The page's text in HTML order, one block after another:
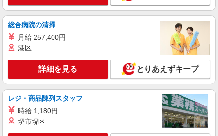
総合病院の清掃
月給 257,400円
港区
詳細を見る とりあえずキープ
レジ・商品陳列スタッフ
時給 1,180円
堺市堺区